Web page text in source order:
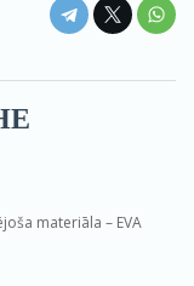
materiāla – EVA